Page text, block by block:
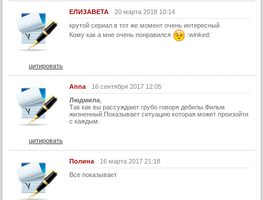
37 серия
38 серия
39 серия
40 серия
42 серия
43 серия
45 серия
46 серия
47 серия
48 серия
ЕЛИЗАВЕТА
20 марта 2018 10:14
крутой сериал в тот же момент очень интересный
Кому как а мне очень понравился
:winked:
цитировать
Anna
16 сентября 2017 12:05
Людмила
Так как вы рассуждают грубо говоря дебилы.Фильм
жизненный.Показывает ситуацию которая может произойти
с каждым.
цитировать
Полина
16 марта 2017 21:18
Все показывает